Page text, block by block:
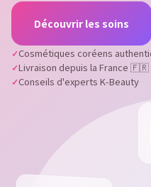
Découvrir les soins
Cosmétiques coréens
Livraison depuis la France 🇫🇷
Conseils d'experts K-Beauty